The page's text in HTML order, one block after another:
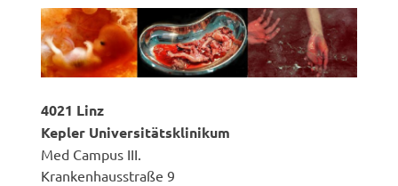
4021 Linz
Kepler Universitätsklinikum
Med Campus III.
Krankenhausstraße 9